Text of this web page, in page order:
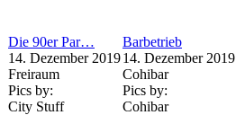
Die 90er Par…
14. Dezember 2019
Freiraum
Pics by:
City Stuff
Barbetrieb
14. Dezember 2019
Cohibar
Pics by:
Cohibar